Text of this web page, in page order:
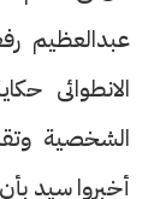
عبدالعظيم
الانطوائى
الشخصية
أخبروا سيد